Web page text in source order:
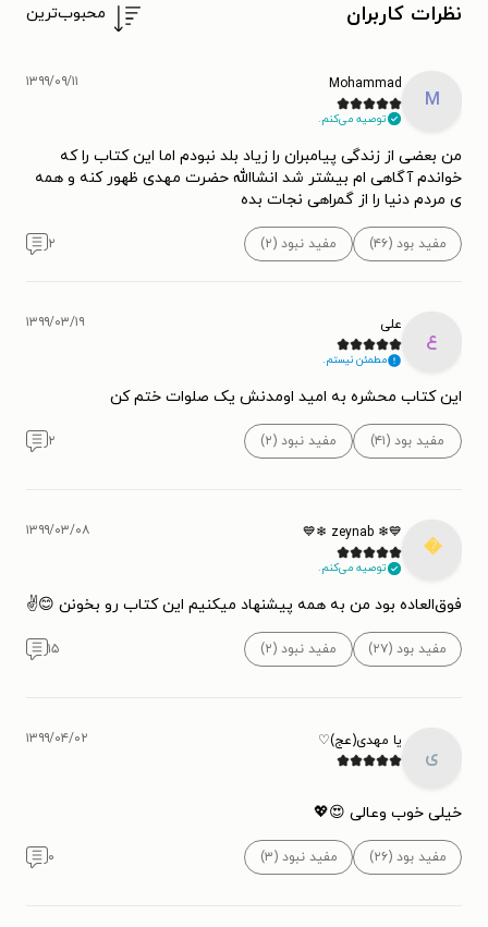
نظرات کاربران محبوب‌ترین
M
Mohammad
توصیه می‌کنم.
۱۳۹۹/۰۹/۱۱
من بعضی از زندگی پیامبران را زیاد بلد نبودم اما این کتاب را که
خواندم آگاهی ام بیشتر شد انشاالله حضرت مهدی ظهور کنه و همه
ی مردم دنیا را از گمراهی نجات بده
مفید بود (۴۶) مفید نبود (۲) ۲
ع
علی
مطمئن نیستم.
۱۳۹۹/۰۳/۱۹
این کتاب محشره به امید اومدنش یک صلوات ختم کن
مفید بود (۴۱) مفید نبود (۲) ۲

💙❄ zeynab ❄💙
توصیه می‌کنم.
۱۳۹۹/۰۳/۰۸
فوق‌العاده بود من به همه پیشنهاد میکنیم این کتاب رو بخونن 😊✌
مفید بود (۲۷) مفید نبود (۲) ۱۵
ی
یا مهدی(عج)♡ ۱۳۹۹/۰۴/۰۲
خیلی خوب وعالی 😍💖
مفید بود (۲۶) مفید نبود (۳) ۰